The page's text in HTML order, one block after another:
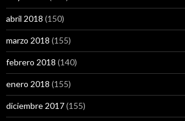
abril 2018 (150)
marzo 2018 (155)
febrero 2018 (140)
enero 2018 (155)
diciembre 2017(155)